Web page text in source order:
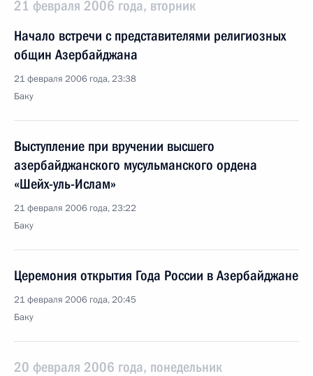
21 февраля 2006 года, вторник
Начало встречи с представителями религиозных
общин Азербайджана
21 февраля 2006 года, 23:38
Баку
Выступление при вручении высшего
азербайджанского мусульманского ордена
«Шейх-уль-Ислам»
21 февраля 2006 года, 23:22
Баку
Церемония открытия Года России в Азербайджане
21 февраля 2006 года, 20:45
Баку
20 февраля 2006 года, понедельник